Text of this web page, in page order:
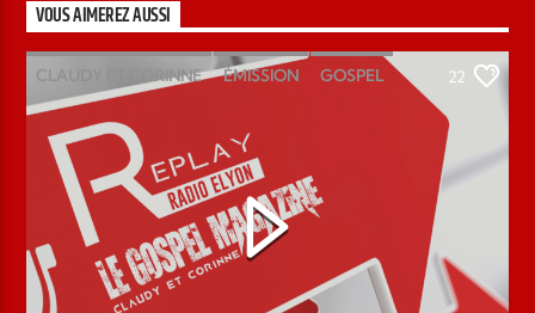
VOUS AIMEREZ AUSSI
CLAUDY ET CORINNE ÉMISSION GOSPEL
MAGAZINE
22